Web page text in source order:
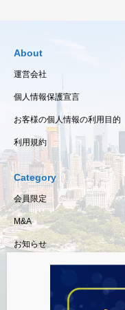
About
運営会社
個人情報保護宣言
お客様の個人情報の利用目的
利用規約
Category
会員限定
M&A
お知らせ